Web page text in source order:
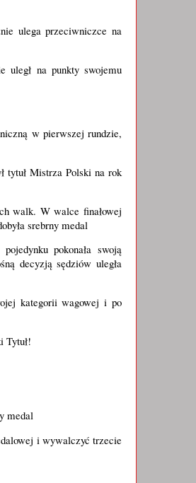
ulega przeciwniczce na
uległ na punkty swojemu
w pierwszej rundzie,
tytuł Mistrza Polski na rok
walk. W walce finałowej
srebrny medal
pokonała swoją
decyzją sędziów uległa
kategorii wagowej i po
Tytuł!
medal
i wywalczyć trzecie